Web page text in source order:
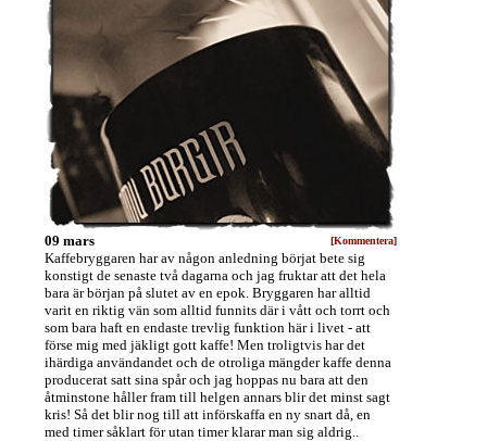
09 mars [Kommentera]
Kaffebryggaren har av någon anledning börjat bete sig
konstigt de senaste två dagarna och jag fruktar att det hela
bara är början på slutet av en epok. Bryggaren har alltid
varit en riktig vän som alltid funnits där i vått och torrt och
som bara haft en endaste trevlig funktion här i livet - att
förse mig med jäkligt gott kaffe! Men troligtvis har det
ihärdiga användandet och de otroliga mängder kaffe denna
producerat satt sina spår och jag hoppas nu bara att den
åtminstone håller fram till helgen annars blir det minst sagt
kris! Så det blir nog till att införskaffa en ny snart då, en
med timer såklart för utan timer klarar man sig aldrig..